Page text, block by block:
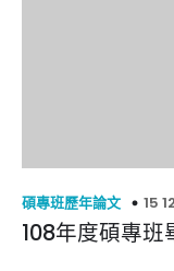
碩專班歷年論文 15
108年度碩專班